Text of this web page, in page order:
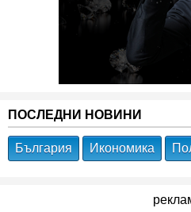
ПОСЛЕДНИ НОВИНИ
България Икономика